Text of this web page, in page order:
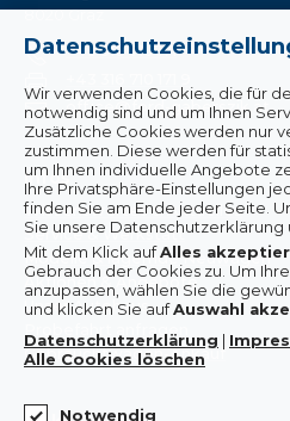
8020 Graz
+43 316 710 171
office@ford-gaberszik.at
Infos
Wissenswertes & Aktuelles
Service & Werkstatt
Modelle & lagernde Neuwagen
Aktionen & Angebote
Unser Autohaus
Probefahrt anfragen
Gebrauchtwagen-Ankauf
Wir verwenden Cookies, die für
notwendig sind und um Ihnen
Zusätzliche Cookies werden nur
zustimmen. Diese werden für
um Ihnen individuelle Angebote
Ihre Privatsphäre-Einstellungen
finden Sie am Ende jeder Seite.
Sie unsere Datenschutzerklärung
Mit dem Klick aufAlles
Gebrauch der Cookies zu. Um
anzupassen, wählen Sie die
und klicken Sie aufAuswahl
Datenschutzerklärung |
Alle Cookies löschen
Notwendig